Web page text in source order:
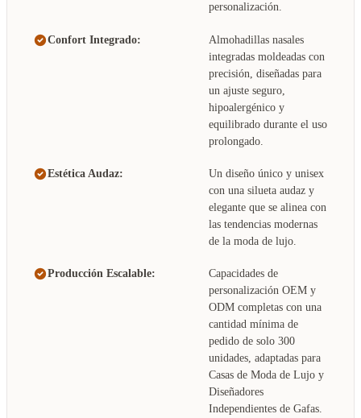
personalización.
Confort Integrado:
Almohadillas nasales
integradas moldeadas con
precisión, diseñadas para
un ajuste seguro,
hipoalergénico y
equilibrado durante el uso
prolongado.
Estética Audaz:
Un diseño único y unisex
con una silueta audaz y
elegante que se alinea con
las tendencias modernas
de la moda de lujo.
Producción Escalable:
Capacidades de
personalización OEM y
ODM completas con una
cantidad mínima de
pedido de solo 300
unidades, adaptadas para
Casas de Moda de Lujo y
Diseñadores
Independientes de Gafas.